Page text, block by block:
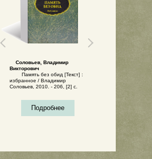
Соловьев, Владимир
Викторович
Память без обид [Текст] :
избранное / Владимир
Соловьев, 2010. - 206, [2] с.
Подробнее